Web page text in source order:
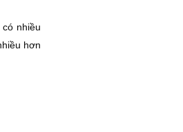
nhiều
hơn